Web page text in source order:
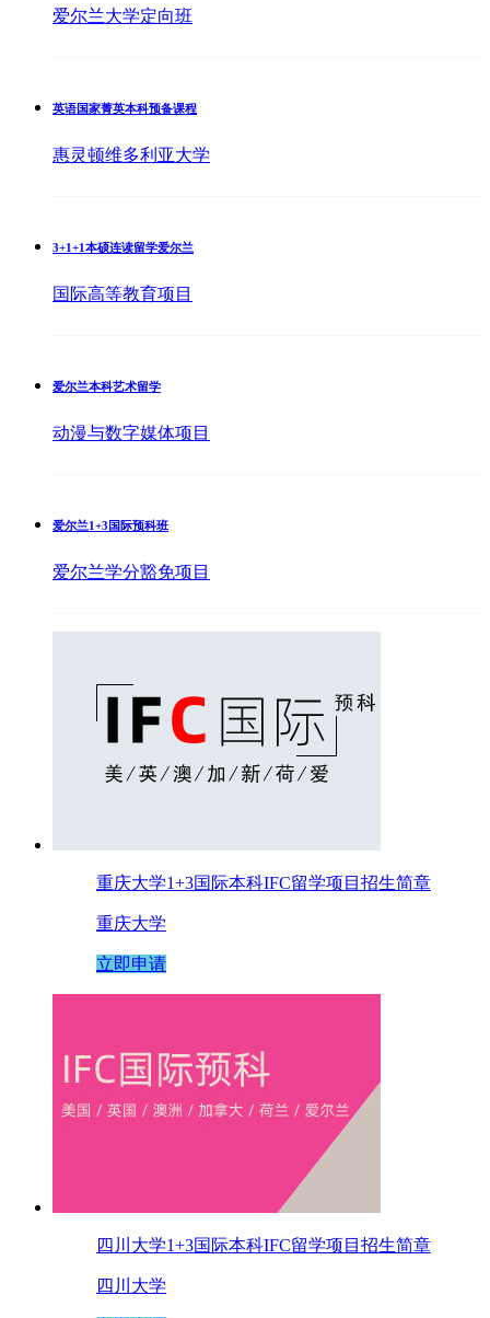
爱尔兰大学定向班
英语国家菁英本科预备课程
惠灵顿维多利亚大学
3+1+1本硕连读留学爱尔兰
国际高等教育项目
爱尔兰本科艺术留学
动漫与数字媒体项目
爱尔兰1+3国际预科班
爱尔兰学分豁免项目
重庆大学1+3国际本科IFC留学项目招生简章
重庆大学
立即申请
四川大学1+3国际本科IFC留学项目招生简章
四川大学